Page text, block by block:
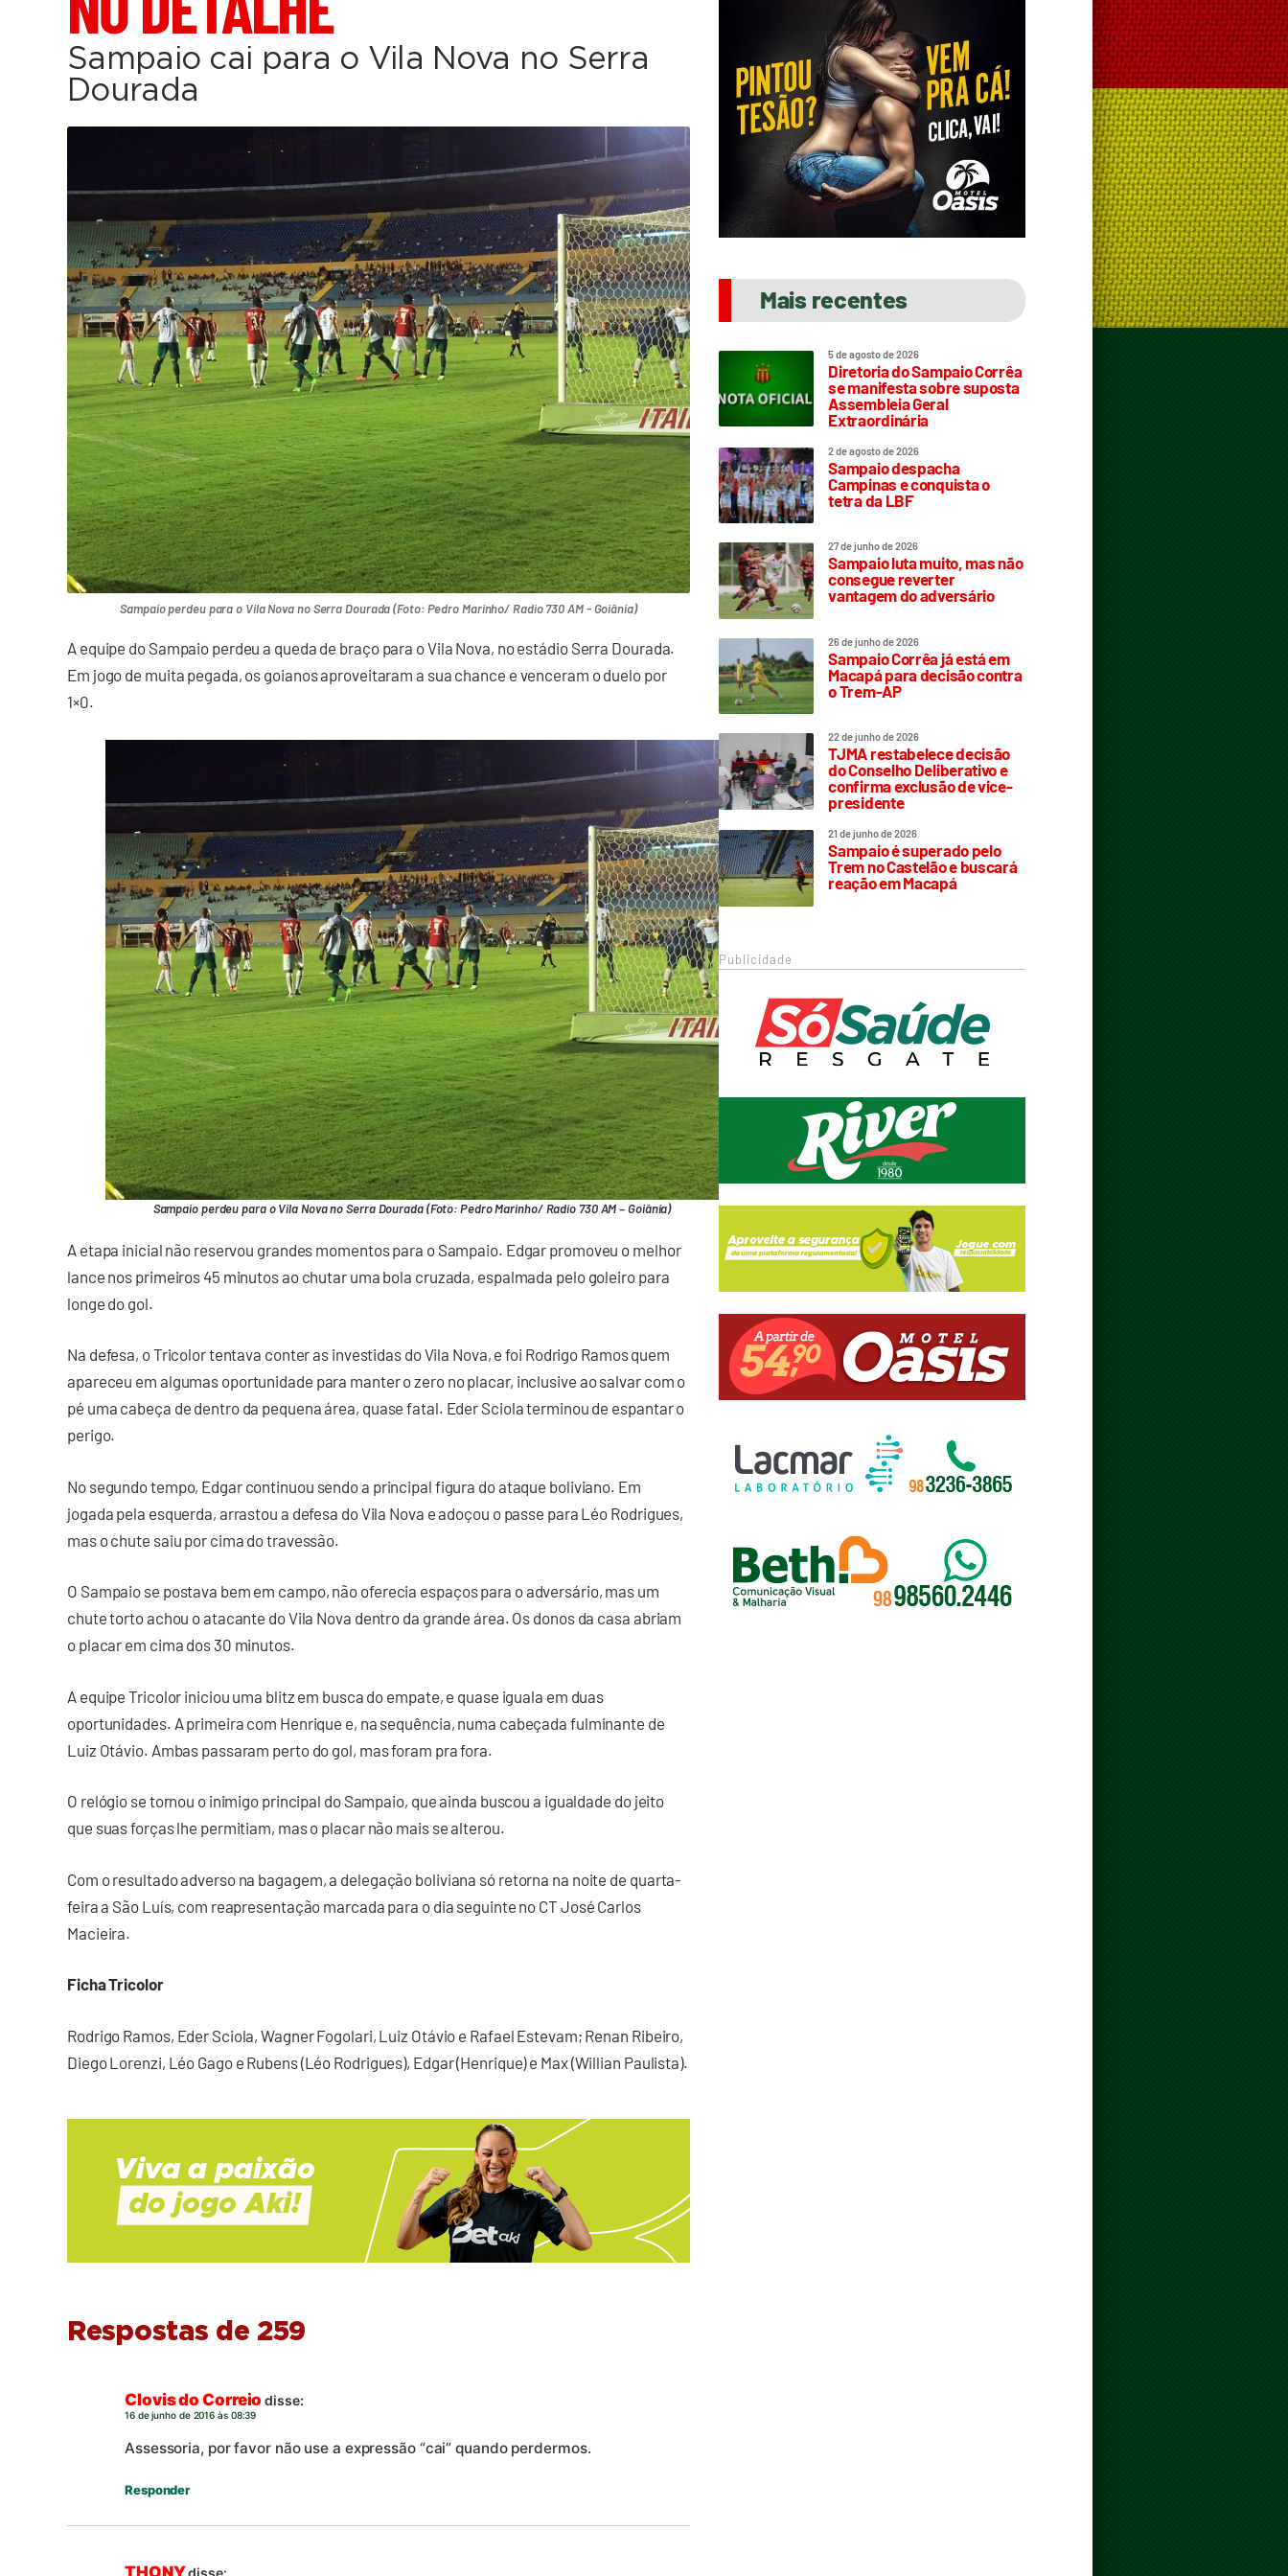
Sampaio cai para o Vila Nova no Serra
Dourada
Sampaio perdeu para o Vila Nova no Serra Dourada (Foto: Pedro Marinho/ Radio 730 AM - Goiânia)
A equipe do Sampaio perdeu a queda de braço para o Vila Nova, no estádio Serra Dourada.
Em jogo de muita pegada, os goianos aproveitaram a sua chance e venceram o duelo por
1×0.
Sampaio perdeu para o Vila Nova no Serra Dourada (Foto: Pedro Marinho/ Radio 730 AM – Goiânia)
A etapa inicial não reservou grandes momentos para o Sampaio. Edgar promoveu o melhor
lance nos primeiros 45 minutos ao chutar uma bola cruzada, espalmada pelo goleiro para
longe do gol.
Na defesa, o Tricolor tentava conter as investidas do Vila Nova, e foi Rodrigo Ramos quem
apareceu em algumas oportunidade para manter o zero no placar, inclusive ao salvar com o
pé uma cabeça de dentro da pequena área, quase fatal. Eder Sciola terminou de espantar o
perigo.
No segundo tempo, Edgar continuou sendo a principal figura do ataque boliviano. Em
jogada pela esquerda, arrastou a defesa do Vila Nova e adoçou o passe para Léo Rodrigues,
mas o chute saiu por cima do travessão.
O Sampaio se postava bem em campo, não oferecia espaços para o adversário, mas um
chute torto achou o atacante do Vila Nova dentro da grande área. Os donos da casa abriam
o placar em cima dos 30 minutos.
A equipe Tricolor iniciou uma blitz em busca do empate, e quase iguala em duas
oportunidades. A primeira com Henrique e, na sequência, numa cabeçada fulminante de
Luiz Otávio. Ambas passaram perto do gol, mas foram pra fora.
O relógio se tornou o inimigo principal do Sampaio, que ainda buscou a igualdade do jeito
que suas forças lhe permitiam, mas o placar não mais se alterou.
Com o resultado adverso na bagagem, a delegação boliviana só retorna na noite de quarta-
feira a São Luís, com reapresentação marcada para o dia seguinte no CT José Carlos
Macieira.
Ficha Tricolor
Rodrigo Ramos, Eder Sciola, Wagner Fogolari, Luiz Otávio e Rafael Estevam; Renan Ribeiro,
Diego Lorenzi, Léo Gago e Rubens (Léo Rodrigues), Edgar (Henrique) e Max (Willian Paulista).
Respostas de 259
Clovis do Correio disse:
16 de junho de 2016 às 08:39
Assessoria, por favor não use a expressão “cai” quando perdermos.
Responder
Mais recentes
5 de agosto de 2026
Diretoria do Sampaio Corrêa
se manifesta sobre suposta
Assembleia Geral
Extraordinária
2 de agosto de 2026
Sampaio despacha
Campinas e conquista o
tetra da LBF
27 de junho de 2026
Sampaio luta muito, mas não
consegue reverter
vantagem do adversário
26 de junho de 2026
Sampaio Corrêa já está em
Macapá para decisão contra
o Trem-AP
22 de junho de 2026
TJMA restabelece decisão
do Conselho Deliberativo e
confirma exclusão de vice-
presidente
21 de junho de 2026
Sampaio é superado pelo
Trem no Castelão e buscará
reação em Macapá
Publicidade